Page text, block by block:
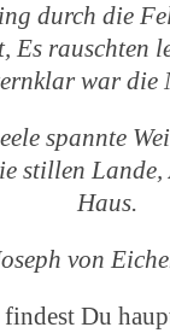
durch die
Es rauschten
war die
spannte
stillen Lande,
Haus.
von
Du